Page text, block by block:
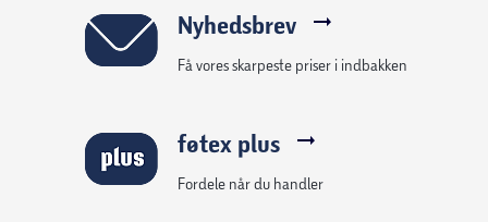
Nyhedsbrev
Få vores skarpeste priser i indbakken
føtex plus
Fordele når du handler